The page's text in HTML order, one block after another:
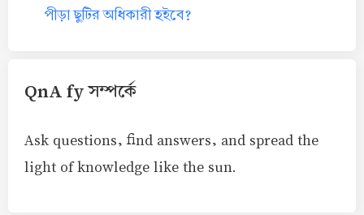
পীড়া ছুটির অধিকারী হইবে?
QnA fy সম্পর্কে
Ask questions, find answers, and spread the
light of knowledge like the sun.